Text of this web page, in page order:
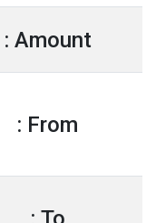
Amount :
From :